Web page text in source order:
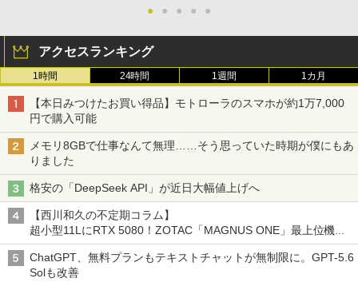
￥38,500
● ● ● ● ●
アクセスランキング
1時間 24時間 1週間 1カ月
【本日みつけたお買い得品】モトローラのスマホが約1万7,000
円で購入可能
メモリ8GBで仕事なんて無理……そう思っていた時期が僕にもあ
りました
格安の「DeepSeek API」が近日大幅値上げへ
【西川和久の不定期コラム】
超小型11LにRTX 5080！ZOTAC「MAGNUS ONE」最上位機の
実力を探る
ChatGPT、無料プランもテキストチャットが無制限に。GPT-5.6
Solも改善